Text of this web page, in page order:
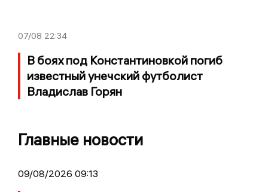
07/08 22:34
В боях под Константиновкой погиб
известный унечский футболист
Владислав Горян
Главные новости
09/08/2026 09:13